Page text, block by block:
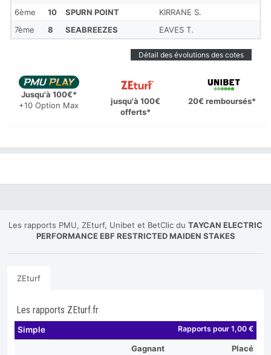
6ème
10 SPURN POINT
KIRRANE S.
7ème
8 SEABREEZES EAVES T.
Détail des évolutions des cotes
Jusqu'à 100€*
+10 Option Max
jusqu'à 100€
offerts*
20€ remboursés*
Les rapports PMU, ZEturf, Unibet et BetClic du TAYCAN ELECTRIC
PERFORMANCE EBF RESTRICTED MAIDEN STAKES
ZEturf
Les rapports ZEturf.fr
Simple Rapports pour 1,00 €
Gagnant
Placé